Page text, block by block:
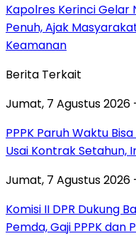
Kapolres Kerinci Gelar
Penuh, Ajak
Keamanan
Berita Terkait
Jumat, 7 Agustus 2026
PPPK Paruh Waktu
Usai Kontrak Setahun,
Jumat, 7 Agustus 2026 -
Komisi II DPR Dukung
Pemda, Gaji PPPK dan